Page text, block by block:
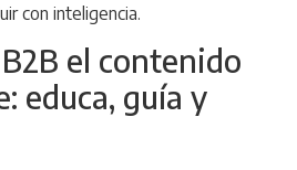
con inteligencia.
el contenido
educa, guía y